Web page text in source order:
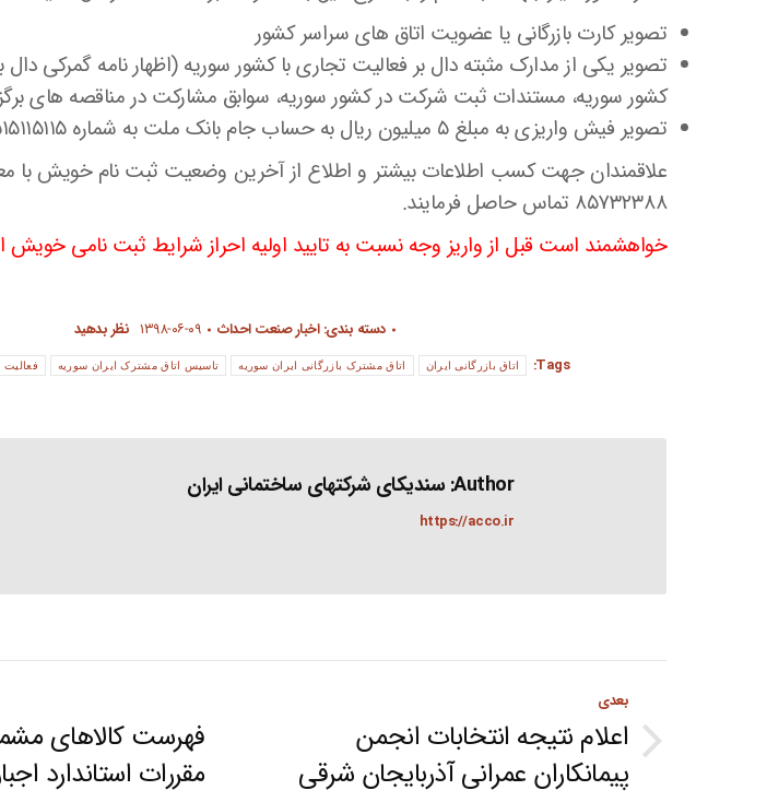
تصویر کارت بازرگانی یا عضویت اتاق های سراسر کشور
تصویر یکی از مدارک مثبته دال بر فعالیت تجاری با کشور سوریه (اظهار نامه گمرکی دال
کشور سوریه، مستندات ثبت شرکت در کشور سوریه، سوابق مشارکت در مناقصه های
تصویر فیش واریزی به مبلغ ۵ میلیون ریال به حساب جام بانک ملت به شماره ۱۵۱۵۱۱۵۱۱۵ به نام اتاق ایران
علاقمندان جهت کسب اطلاعات بیشتر و اطلاع از آخرین وضعیت ثبت نام خویش با
۸۵۷۳۲۳۸۸ تماس حاصل فرمایند.
خواهشمند است قبل از واریز وجه نسبت به تایید اولیه احراز شرایط ثبت نامی خویش
دسته بندی:اخبار صنعت احداث ۱۳۹۸-۰۶-۰۹ نظر بدهید
Tags:
اتاق بازرگانی ایران اتاق مشترک بازرگانی ایران سوریه تاسیس اتاق مشترک ایران سوریه فعالیت
Author: سندیکای شرکتهای ساختمانی ایران
https://acco.ir
Post
navigation
فهرست کالاهای
مقررات استاندارد
بعدی
post:
اعلام نتیجه انتخابات انجمن
پیمانکاران عمرانی آذربایجان شرقی